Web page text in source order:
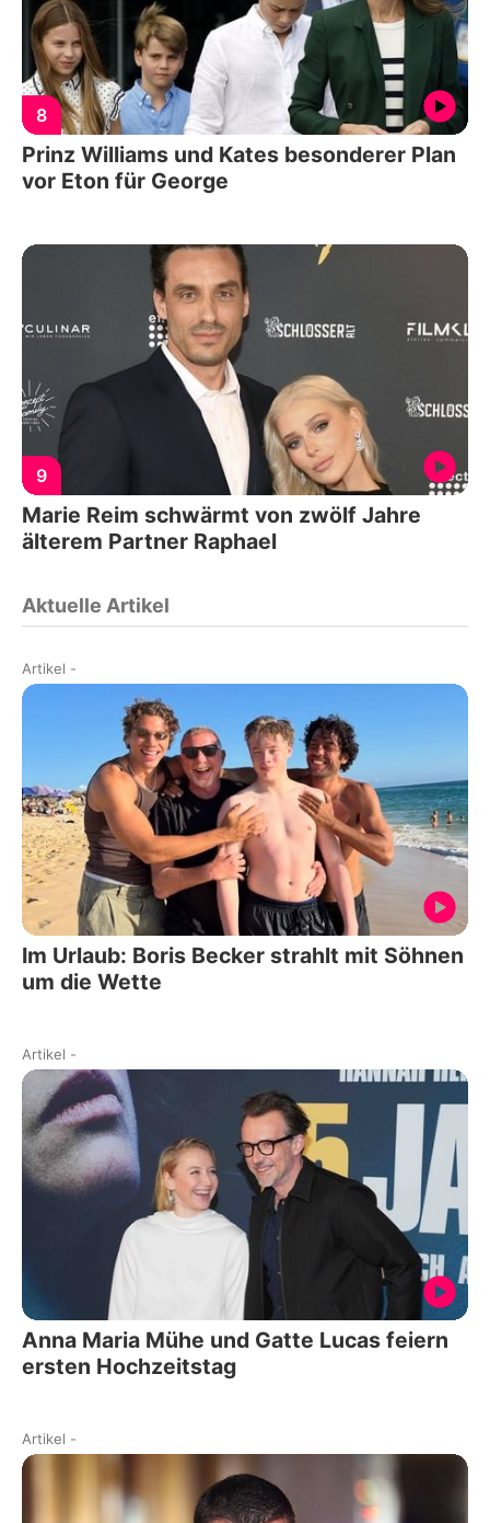
8
Prinz Williams und Kates besonderer Plan
vor Eton für George
9
Marie Reim schwärmt von zwölf Jahre
älterem Partner Raphael
Aktuelle Artikel
Artikel -
Im Urlaub: Boris Becker strahlt mit Söhnen
um die Wette
Artikel -
Anna Maria Mühe und Gatte Lucas feiern
ersten Hochzeitstag
Artikel -